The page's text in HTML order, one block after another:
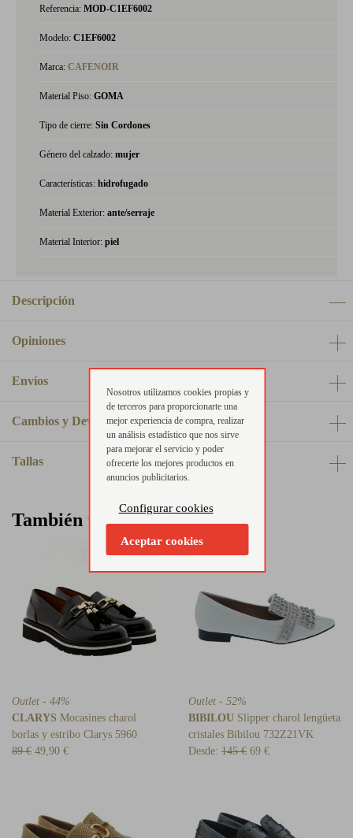
Referencia: MOD-C1EF6002
Modelo: C1EF6002
Marca: CAFENOIR
Material Piso: GOMA
Tipo de cierre: Sin Cordones
Género del calzado: mujer
Características: hidrofugado
Material Exterior: ante/serraje
Material Interior: piel
Descripción
Opiniones
Envíos
Cambios y Devoluciones
Tallas
También te puede interesar
Outlet - 44%
CLARYS Mocasines charol
borlas y estribo Clarys 5960
89 € 49,90 €
Outlet - 52%
BIBILOU Slipper charol lengüeta
cristales Bibilou 732Z21VK
Desde: 145 € 69 €
Nosotros utilizamos cookies propias y
de terceros para proporcionarte una
mejor experiencia de compra, realizar
un análisis estadístico que nos sirve
para mejorar el servicio y poder
ofrecerte los mejores productos en
anuncios publicitarios.
Configurar cookies
Aceptar cookies